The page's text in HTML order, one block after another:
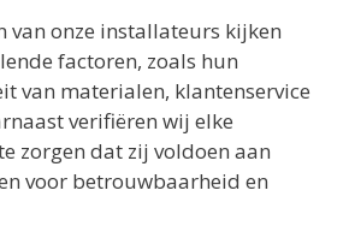
van onze installateurs kijken
factoren, zoals hun
van materialen, klantenservice
verifiëren wij elke
zorgen dat zij voldoen aan
voor betrouwbaarheid en